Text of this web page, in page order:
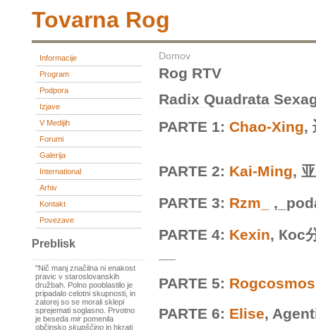
Tovarna Rog
Informacije
Program
Podpora
Izjave
V Medijih
Forumi
Galerija
International
Arhiv
Kontakt
Povezave
Preblisk
"Nič manj značilna ni enakost
pravic v staroslovanskih
družbah. Polno pooblastilo je
pripadalo celotni skupnosti, in
zatorej so se morali sklepi
sprejemati soglasno. Prvotno
je beseda mir pomenila
občinsko skupščino in hkrati
Domov
Rog RTV
Radix Quadrata
PARTE 1: Chao-Xing,
PARTE 2: Kai-Ming,
PARTE 3: Rzm_
PARTE 4: Kexin, Кос
PARTE 5: Rogcosmos
PARTE 6: Elise,